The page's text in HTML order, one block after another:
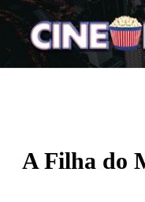
A Filha do